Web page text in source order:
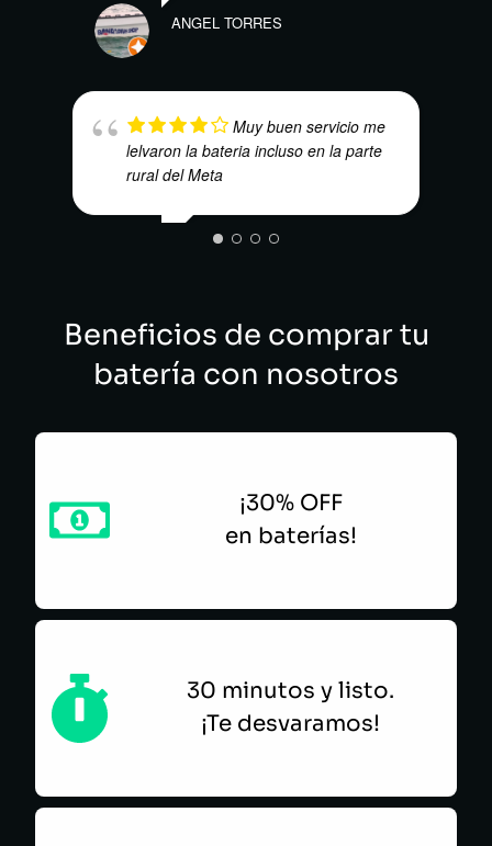
ANGEL TORRES
Muy buen servicio me
lelvaron la bateria incluso en la parte
rural del Meta
Beneficios de comprar tu
batería con nosotros
¡30% OFF
en baterías!
30 minutos y listo.
¡Te desvaramos!